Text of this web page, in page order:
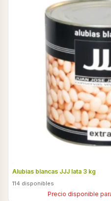
Alubias blancas JJJ lata 3 kg
114 disponibles
Precio disponible